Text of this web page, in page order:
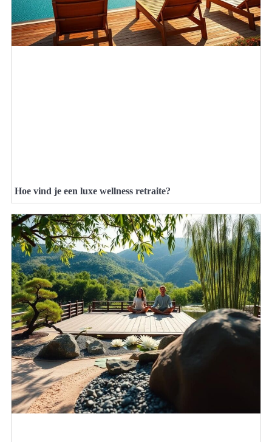
Hoe vind je een luxe wellness retraite?